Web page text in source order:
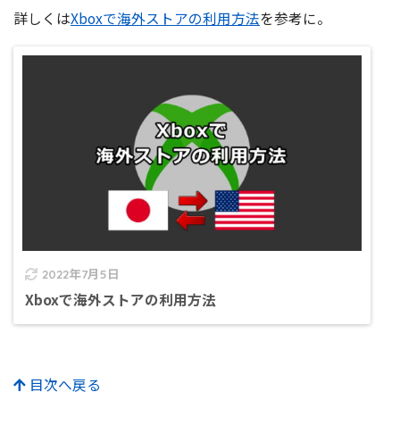
詳しくはXboxで海外ストアの利用方法を参考に。
2022年7月5日
Xboxで海外ストアの利用方法
目次へ戻る